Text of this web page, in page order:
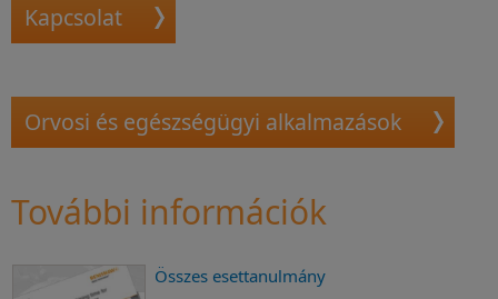
Kapcsolat
Orvosi és egészségügyi alkalmazások
További információk
Összes esettanulmány